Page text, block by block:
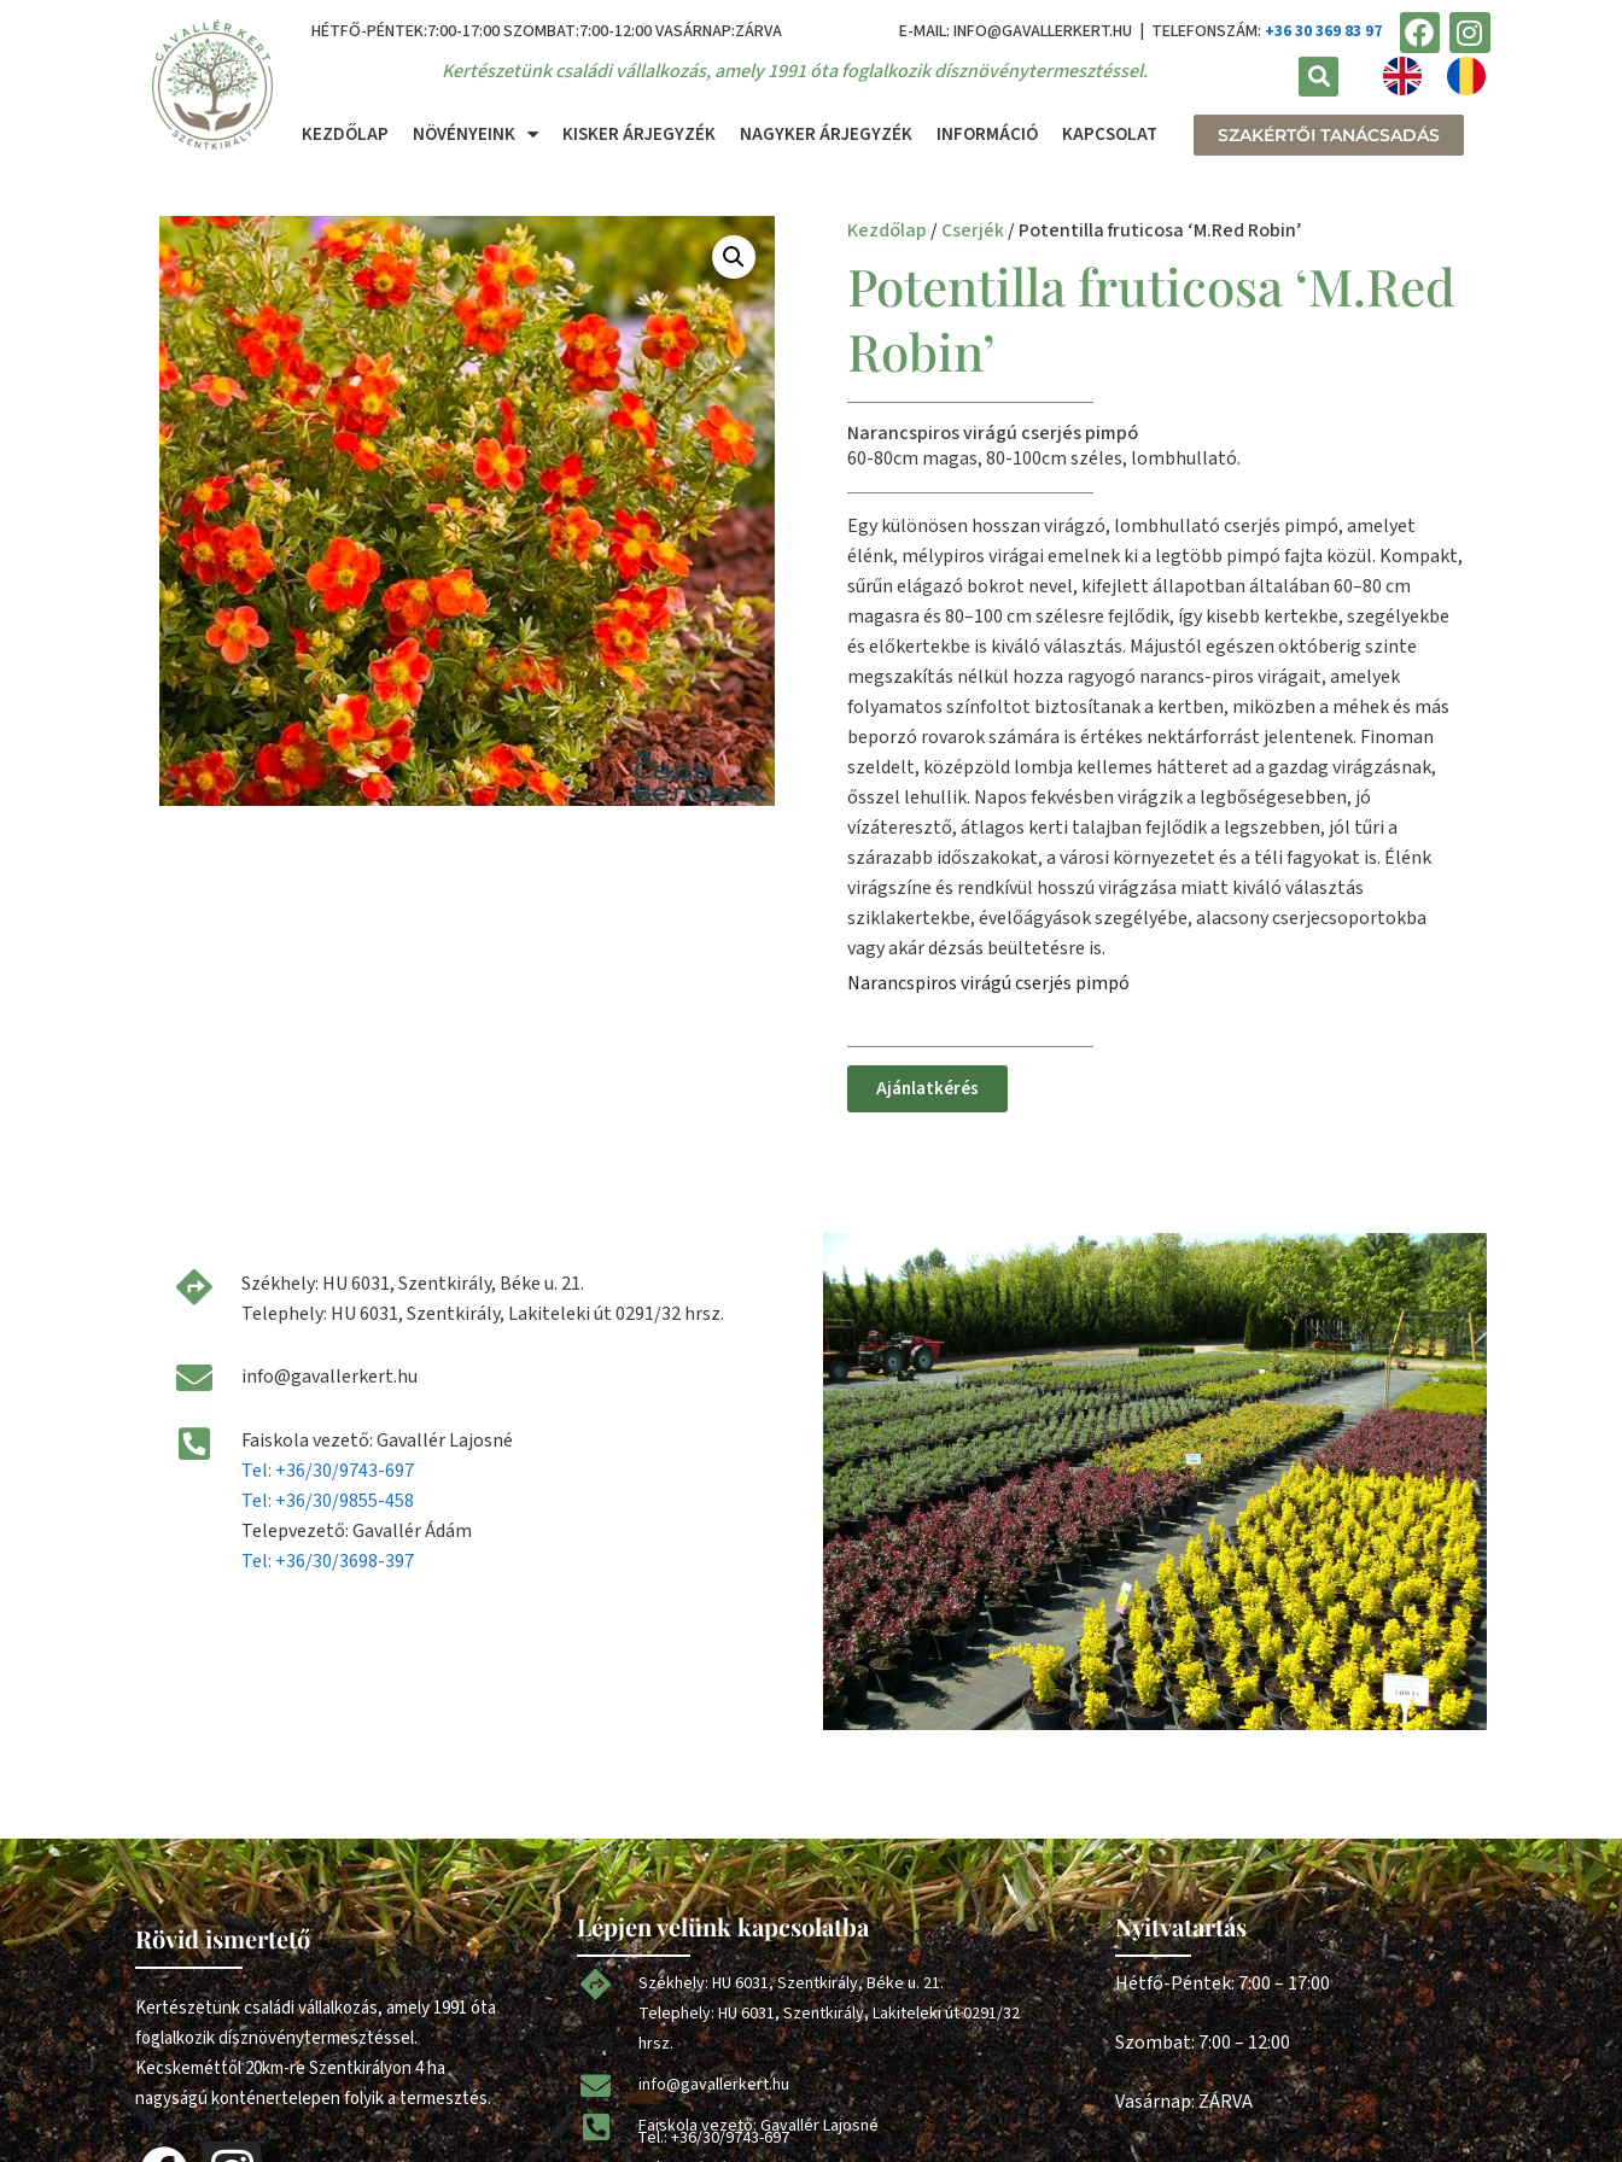
HÉTFŐ-PÉNTEK:7:00-17:00 SZOMBAT:7:00-12:00 VASÁRNAP:ZÁRVA E-MAIL: INFO@GAVALLERKERT.HU | TELEFONSZÁM: +36 30 369 83 97
Kertészetünk családi vállalkozás, amely 1991 óta foglalkozik dísznövénytermesztéssel.
KEZDŐLAP NÖVÉNYEINK KISKER ÁRJEGYZÉK NAGYKER ÁRJEGYZÉK INFORMÁCIÓ KAPCSOLAT SZAKÉRTŐI TANÁCSADÁS
Kezdőlap /Cserjék/ Potentilla fruticosa ‘M.Red Robin’
Potentilla fruticosa ‘M.Red
Robin’
Narancspiros virágú cserjés pimpó
60-80cm magas, 80-100cm széles, lombhullató.
Egy különösen hosszan virágzó, lombhullató cserjés pimpó, amelyet
élénk, mélypiros virágai emelnek ki a legtöbb pimpó fajta közül. Kompakt,
sűrűn elágazó bokrot nevel, kifejlett állapotban általában 60–80 cm
magasra és 80–100 cm szélesre fejlődik, így kisebb kertekbe, szegélyekbe
és előkertekbe is kiváló választás. Májustól egészen októberig szinte
megszakítás nélkül hozza ragyogó narancs-piros virágait, amelyek
folyamatos színfoltot biztosítanak a kertben, miközben a méhek és más
beporzó rovarok számára is értékes nektárforrást jelentenek. Finoman
szeldelt, középzöld lombja kellemes hátteret ad a gazdag virágzásnak,
ősszel lehullik. Napos fekvésben virágzik a legbőségesebben, jó
vízáteresztő, átlagos kerti talajban fejlődik a legszebben, jól tűri a
szárazabb időszakokat, a városi környezetet és a téli fagyokat is. Élénk
virágszíne és rendkívül hosszú virágzása miatt kiváló választás
sziklakertekbe, évelőágyások szegélyébe, alacsony cserjecsoportokba
vagy akár dézsás beültetésre is.
Narancspiros virágú cserjés pimpó
Ajánlatkérés
Székhely: HU 6031, Szentkirály, Béke u. 21.
Telephely: HU 6031, Szentkirály, Lakiteleki út 0291/32 hrsz.
info@gavallerkert.hu
Faiskola vezető: Gavallér Lajosné
Tel: +36/30/9743-697
Tel: +36/30/9855-458
Telepvezető: Gavallér Ádám
Tel: +36/30/3698-397
Rövid ismertető
Kertészetünk családi vállalkozás, amely 1991 óta
foglalkozik dísznövénytermesztéssel.
Kecskeméttől 20km-re Szentkirályon 4 ha
nagyságú konténertelepen folyik a termesztés.
Lépjen velünk kapcsolatba
Székhely: HU 6031, Szentkirály, Béke u. 21.
Telephely: HU 6031, Szentkirály, Lakiteleki út 0291/32
hrsz.
info@gavallerkert.hu
Faiskola vezető: Gavallér Lajosné
Tel.:+36/30/9743-697
Nyitvatartás
Hétfő-Péntek: 7:00 – 17:00
Szombat: 7:00 – 12:00
Vasárnap: ZÁRVA